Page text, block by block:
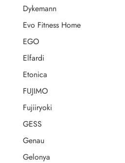
Dykemann
Evo Fitness Home
EGO
Elfardi
Etonica
FUJIMO
Fujiiryoki
GESS
Genau
Gelonya